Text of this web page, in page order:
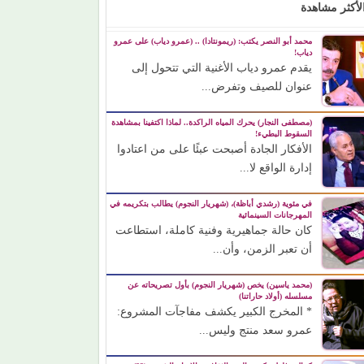
مشاهدة
محمد أبو النصر يكتب: (ريمونتادا) .. (عمرو دياب) على عمرو
دياب!
يقدم عمرو دياب الأغنية التي تتحول إلى
عنوان للصيف وتفرض...
(مصطفى النجار) يحرك المياه الراكدة.. لماذا اكتفينا بمشاهدة
السقوط البطيء!
الأفكار الجادة أصبحت عبئًا على من اعتادوا
إدارة الواقع لا...
في مئوية (رشدي أباظة)، (شهريار النجوم) يطالب بتكريمه في
المهرجانات السينمائية
كان حالة جماهيرية وفنية كاملة، استطاعت
أن تعبر الزمن، وأن...
(محمد ياسين) يخص (شهريار النجوم) بأول تصريحاته عن
مسلسله (أولاد حاراتنا)
* المخرج الكبير يكشف مفاجآت المشروع:
عمرو سعد منتج وليس...